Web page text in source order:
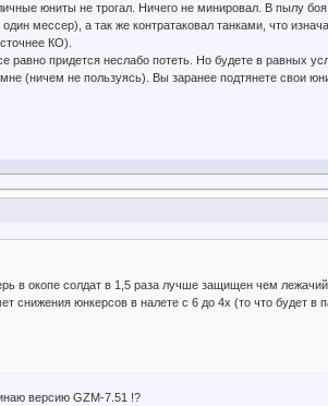
юниты не трогал. Ничего не минировал. В пылу
мессер), а так же контратаковал танками, что
КО).
равно придется неслабо потеть. Но будете в равных
(ничем не пользуясь). Вы заранее подтянете свои
в окопе солдат в 1,5 раза лучше защищен чем
снижения юнкерсов в налете с 6 до 4х (то что будет в
версию GZM-7.51 !?